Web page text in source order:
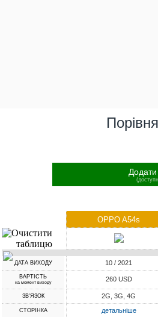
OPPO A54s
ДАТА ВИХОДУ 10 / 2021
ВАРТІСТЬ
на момент виходу 260 USD
ЗВ'ЯЗОК 2G, 3G, 4G
СТОРІНКА детальніше